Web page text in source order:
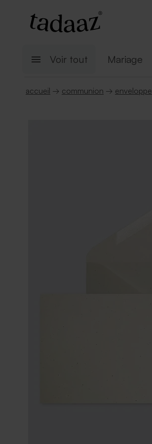
Voir tout Mariage
accueil → communion → enveloppe